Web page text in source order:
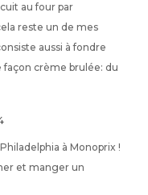
au four par
reste un de mes
aussi à fondre
façon crème brulée: du
à Monoprix !
et manger un